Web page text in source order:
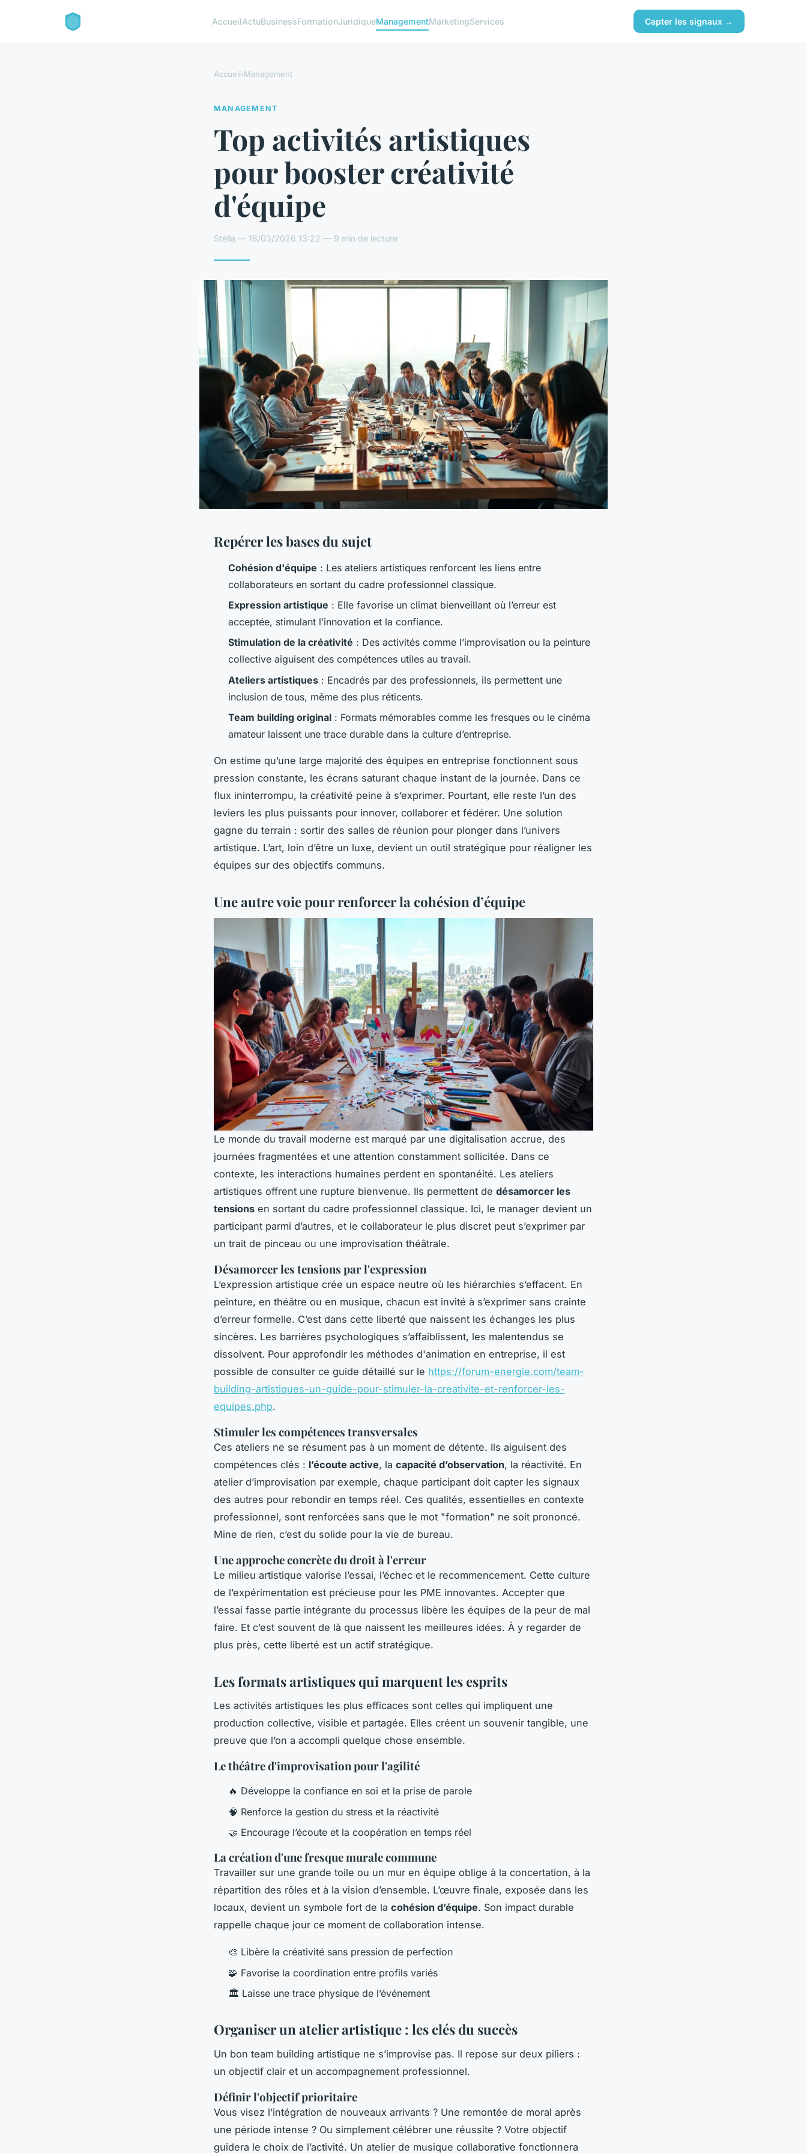
AccueilActuBusinessFormationJuridiqueManagementMarketingServices Capter les signaux →
Accueil›Management
MANAGEMENT
Top activités artistiques
pour booster créativité
d'équipe
Stélla — 18/03/2026 13:22 — 9 min de lecture
Repérer les bases du sujet
Cohésion d'équipe : Les ateliers artistiques renforcent les liens entre
collaborateurs en sortant du cadre professionnel classique.
Expression artistique : Elle favorise un climat bienveillant où l’erreur est
acceptée, stimulant l’innovation et la confiance.
Stimulation de la créativité : Des activités comme l’improvisation ou la peinture
collective aiguisent des compétences utiles au travail.
Ateliers artistiques : Encadrés par des professionnels, ils permettent une
inclusion de tous, même des plus réticents.
Team building original : Formats mémorables comme les fresques ou le cinéma
amateur laissent une trace durable dans la culture d’entreprise.
On estime qu’une large majorité des équipes en entreprise fonctionnent sous
pression constante, les écrans saturant chaque instant de la journée. Dans ce
flux ininterrompu, la créativité peine à s’exprimer. Pourtant, elle reste l’un des
leviers les plus puissants pour innover, collaborer et fédérer. Une solution
gagne du terrain : sortir des salles de réunion pour plonger dans l’univers
artistique. L’art, loin d’être un luxe, devient un outil stratégique pour réaligner les
équipes sur des objectifs communs.
Une autre voie pour renforcer la cohésion d’équipe
Le monde du travail moderne est marqué par une digitalisation accrue, des
journées fragmentées et une attention constamment sollicitée. Dans ce
contexte, les interactions humaines perdent en spontanéité. Les ateliers
artistiques offrent une rupture bienvenue. Ils permettent de désamorcer les
tensions en sortant du cadre professionnel classique. Ici, le manager devient un
participant parmi d’autres, et le collaborateur le plus discret peut s’exprimer par
un trait de pinceau ou une improvisation théâtrale.
Désamorcer les tensions par l'expression
L’expression artistique crée un espace neutre où les hiérarchies s’effacent. En
peinture, en théâtre ou en musique, chacun est invité à s’exprimer sans crainte
d’erreur formelle. C’est dans cette liberté que naissent les échanges les plus
sincères. Les barrières psychologiques s’affaiblissent, les malentendus se
dissolvent. Pour approfondir les méthodes d'animation en entreprise, il est
possible de consulter ce guide détaillé sur le https://forum-energie.com/team-
building-artistiques-un-guide-pour-stimuler-la-creativite-et-renforcer-les-
equipes.php.
Stimuler les compétences transversales
Ces ateliers ne se résument pas à un moment de détente. Ils aiguisent des
compétences clés : l’écoute active, la capacité d’observation, la réactivité. En
atelier d’improvisation par exemple, chaque participant doit capter les signaux
des autres pour rebondir en temps réel. Ces qualités, essentielles en contexte
professionnel, sont renforcées sans que le mot "formation" ne soit prononcé.
Mine de rien, c’est du solide pour la vie de bureau.
Une approche concrète du droit à l'erreur
Le milieu artistique valorise l’essai, l’échec et le recommencement. Cette culture
de l’expérimentation est précieuse pour les PME innovantes. Accepter que
l’essai fasse partie intégrante du processus libère les équipes de la peur de mal
faire. Et c’est souvent de là que naissent les meilleures idées. À y regarder de
plus près, cette liberté est un actif stratégique.
Les formats artistiques qui marquent les esprits
Les activités artistiques les plus efficaces sont celles qui impliquent une
production collective, visible et partagée. Elles créent un souvenir tangible, une
preuve que l’on a accompli quelque chose ensemble.
Le théâtre d'improvisation pour l'agilité
🔥 Développe la confiance en soi et la prise de parole
🧠 Renforce la gestion du stress et la réactivité
🤝 Encourage l’écoute et la coopération en temps réel
La création d'une fresque murale commune
Travailler sur une grande toile ou un mur en équipe oblige à la concertation, à la
répartition des rôles et à la vision d’ensemble. L’œuvre finale, exposée dans les
locaux, devient un symbole fort de la cohésion d’équipe. Son impact durable
rappelle chaque jour ce moment de collaboration intense.
🎨 Libère la créativité sans pression de perfection
🧩 Favorise la coordination entre profils variés
🏛️ Laisse une trace physique de l’événement
Organiser un atelier artistique : les clés du succès
Un bon team building artistique ne s’improvise pas. Il repose sur deux piliers :
un objectif clair et un accompagnement professionnel.
Définir l'objectif prioritaire
Vous visez l’intégration de nouveaux arrivants ? Une remontée de moral après
une période intense ? Ou simplement célébrer une réussite ? Votre objectif
guidera le choix de l’activité. Un atelier de musique collaborative fonctionnera